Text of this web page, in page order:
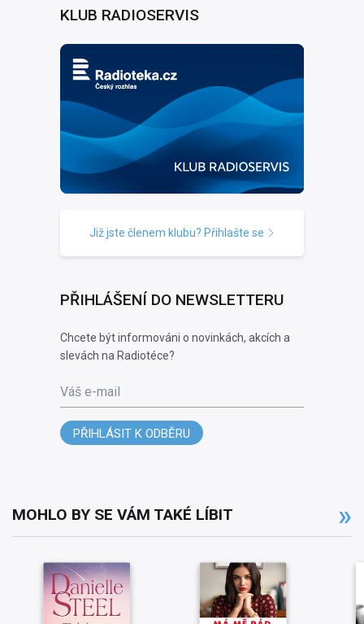
KLUB RADIOSERVIS
Již jste členem klubu? Přihlašte se
PŘIHLÁŠENÍ DO NEWSLETTERU
Chcete být informováni o novinkách, akcích a
slevách na Radiotéce?
Váš e-mail
PŘIHLÁSIT K ODBĚRU
MOHLO BY SE VÁM TAKÉ LÍBIT